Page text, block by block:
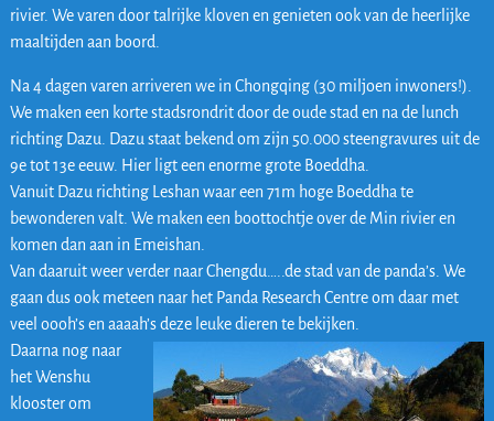
rivier. We varen door talrijke kloven en genieten ook van de heerlijke
maaltijden aan boord.
Na 4 dagen varen arriveren we in Chongqing (30 miljoen inwoners!).
We maken een korte stadsrondrit door de oude stad en na de lunch
richting Dazu. Dazu staat bekend om zijn 50.000 steengravures uit de
9e tot 13e eeuw. Hier ligt een enorme grote Boeddha.
Vanuit Dazu richting Leshan waar een 71m hoge Boeddha te
bewonderen valt. We maken een boottochtje over de Min rivier en
komen dan aan in Emeishan.
Van daaruit weer verder naar Chengdu…..de stad van de panda’s. We
gaan dus ook meteen naar het Panda Research Centre om daar met
veel oooh’s en aaaah’s deze leuke dieren te bekijken.
Daarna nog naar
het Wenshu
klooster om